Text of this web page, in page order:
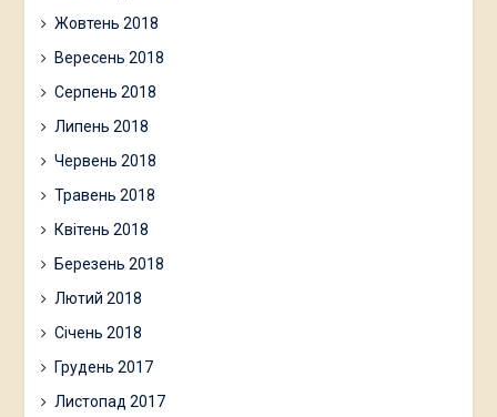
Жовтень 2018
Вересень 2018
Серпень 2018
Липень 2018
Червень 2018
Травень 2018
Квітень 2018
Березень 2018
Лютий 2018
Січень 2018
Грудень 2017
Листопад 2017